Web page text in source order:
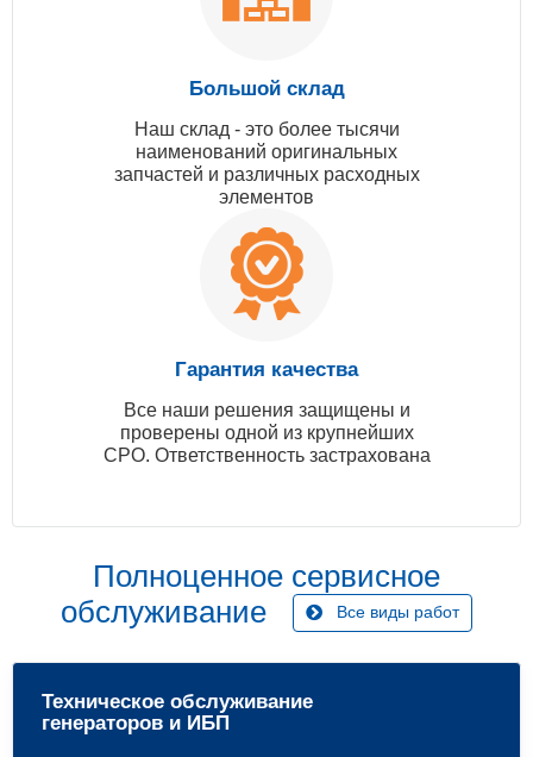
Большой склад
Наш склад - это более тысячи
наименований оригинальных
запчастей и различных расходных
элементов
Гарантия качества
Все наши решения защищены и
проверены одной из крупнейших
СРО. Ответственность застрахована
Полноценное сервисное
обслуживание
Все виды работ
Техническое обслуживание
генераторов и ИБП